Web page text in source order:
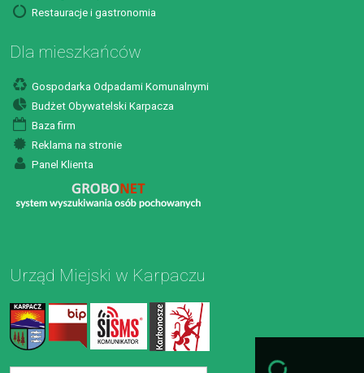
Restauracje i gastronomia
Dla mieszkańców
Gospodarka Odpadami Komunalnymi
Budżet Obywatelski Karpacza
Baza firm
Reklama na stronie
Panel Klienta
Urząd Miejski w Karpaczu